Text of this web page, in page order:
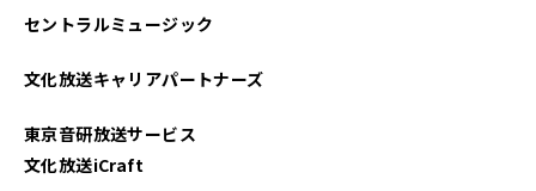
セントラルミュージック
文化放送キャリアパートナーズ
東京音研放送サービス
文化放送iCraft